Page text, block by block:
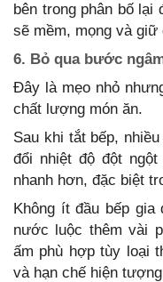
bên trong phân bố lại
sẽ mềm, mọng và
6. Bỏ qua bước
Đây là mẹo nhỏ
chất lượng món ăn.
Sau khi tắt bếp,
đổi nhiệt độ đột
nhanh hơn, đặc biệt
Không ít đầu bếp gia
nước luộc thêm vài
ấm phù hợp tùy loại
và hạn chế hiện